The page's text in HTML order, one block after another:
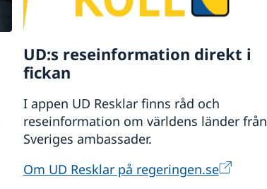
UD:s reseinformation direkt i
fickan
I appen UD Resklar finns råd och
reseinformation om världens länder från
Sveriges ambassader.
Om UD Resklar på regeringen.se